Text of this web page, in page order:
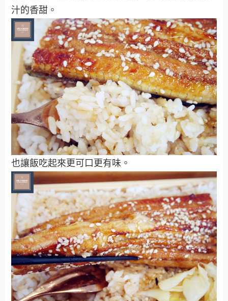
汁的香甜。
也讓飯吃起來更可口更有味。